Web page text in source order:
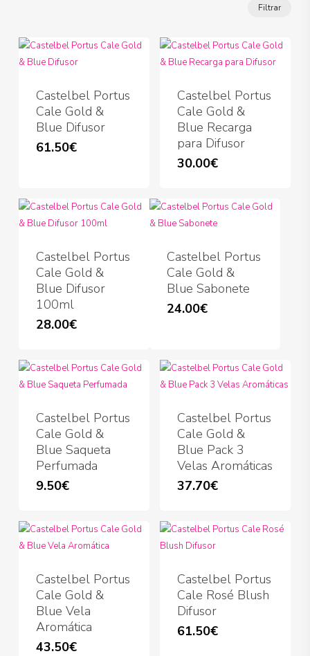
Filtrar
Castelbel Portus
Cale Gold &
Blue Difusor
61.50€
Castelbel Portus
Cale Gold &
Blue Recarga
para Difusor
30.00€
Castelbel Portus
Cale Gold &
Blue Difusor
100ml
28.00€
Castelbel Portus
Cale Gold &
Blue Sabonete
24.00€
Castelbel Portus
Cale Gold &
Blue Saqueta
Perfumada
9.50€
Castelbel Portus
Cale Gold &
Blue Pack 3
Velas Aromáticas
37.70€
Castelbel Portus
Cale Gold &
Blue Vela
Aromática
43.50€
Castelbel Portus
Cale Rosé Blush
Difusor
61.50€